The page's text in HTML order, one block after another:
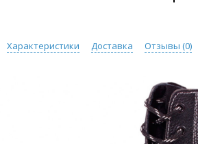
Характеристики Доставка Отзывы (0)